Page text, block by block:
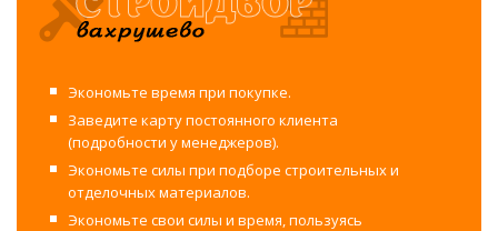
Экономьте время при покупке.
Заведите карту постоянного клиента
(подробности у менеджеров).
Экономьте силы при подборе строительных и
отделочных материалов.
Экономьте свои силы и время, пользуясь